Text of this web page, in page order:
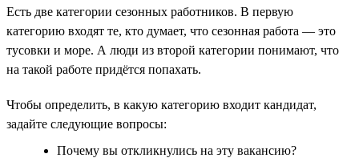
Есть две категории сезонных работников. В первую
категорию входят те, кто думает, что сезонная работа — это
тусовки и море. А люди из второй категории понимают, что
на такой работе придётся попахать.
Чтобы определить, в какую категорию входит кандидат,
задайте следующие вопросы:
Почему вы откликнулись на эту вакансию?